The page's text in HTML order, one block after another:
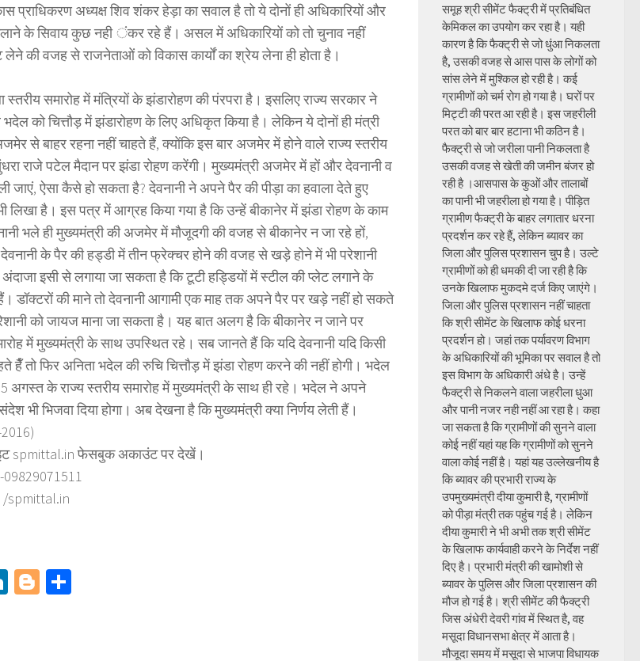
प्राधिकरण अध्यक्ष शिव शंकर हेड़ा का सवाल है तो ये दोनों ही अधिकारियों और
के सिवाय कुछ नही ंकर रहे हैं। असल में अधिकारियों को तो चुनाव नहीं
की वजह से राजनेताओं को विकास कार्यों का श्रेय लेना ही होता है।
समारोह में मंत्रियों के झंडारोहण की पंरपरा है। इसलिए राज्य सरकार ने
को चित्तौड़ में झंडारोहण के लिए अधिकृत किया है। लेकिन ये दोनों ही मंत्री
से बाहर रहना नहीं चाहते हैं, क्योंकि इस बार अजमेर में होने वाले राज्य स्तरीय
राजे पटेल मैदान पर झंडा रोहण करेंगी। मुख्यमंत्री अजमेर में हों और देवनानी व
ऐसा कैसे हो सकता है? देवनानी ने अपने पैर की पीड़ा का हवाला देते हुए
लिखा है। इस पत्र में आग्रह किया गया है कि उन्हें बीकानेर में झंडा रोहण के काम
भले ही मुख्यमंत्री की अजमेर में मौजूदगी की वजह से बीकानेर न जा रहे हों,
के पैर की हड्डी में तीन फ्रेक्चर होने की वजह से खड़े होने में भी परेशानी
अंदाजा इसी से लगाया जा सकता है कि टूटी हड्डियों में स्टील की प्लेट लगाने के
डॉक्टरों की माने तो देवनानी आगामी एक माह तक अपने पैर पर खड़े नहीं हो सकते
को जायज माना जा सकता है। यह बात अलग है कि बीकानेर न जाने पर
में मुख्यमंत्री के साथ उपस्थित रहे। सब जानते हैं कि यदि देवनानी यदि किसी
हैँ तो फिर अनिता भदेल की रुचि चित्तौड़ में झंडा रोहण करने की नहीं होगी। भदेल
15 अगस्त के राज्य स्तरीय समारोह में मुख्यमंत्री के साथ ही रहे। भदेल ने अपने
भी भिजवा दिया होगा। अब देखना है कि मुख्यमंत्री क्या निर्णय लेती हैं।
spmittal.in फेसबुक अकाउंट पर देखें।
/spmittal.in
LinkedIn
Blogger
समूह श्री सीमेंट फैक्ट्री में प्रतिबंधित
केमिकल का उपयोग कर रहा है। यही
कारण है कि फैक्ट्री से जो धुंआ निकलता
है, उसकी वजह से आस पास के लोगों को
सांस लेने में मुश्किल हो रही है। कई
ग्रामीणों को चर्म रोग हो गया है। घरों पर
मिट्टी की परत आ रही है। इस जहरीली
परत को बार बार हटाना भी कठिन है।
फैक्ट्री से जो जरीला पानी निकलता है
उसकी वजह से खेती की जमीन बंजर हो
रही है ।आसपास के कुओं और तालाबों
का पानी भी जहरीला हो गया है। पीड़ित
ग्रामीण फैक्ट्री के बाहर लगातार धरना
प्रदर्शन कर रहे हैं, लेकिन ब्यावर का
जिला और पुलिस प्रशासन चुप है। उल्टे
ग्रामीणों को ही धमकी दी जा रही है कि
उनके खिलाफ मुकदमे दर्ज किए जाएंगे।
जिला और पुलिस प्रशासन नहीं चाहता
कि श्री सीमेंट के खिलाफ कोई धरना
प्रदर्शन हो। जहां तक पर्यावरण विभाग
के अधिकारियों की भूमिका पर सवाल है तो
इस विभाग के अधिकारी अंधे है। उन्हें
फैक्ट्री से निकलने वाला जहरीला धुआ
और पानी नजर नही नहीं आ रहा है। कहा
जा सकता है कि ग्रामीणों की सुनने वाला
कोई नहीं यहां यह कि ग्रामीणों को सुनने
वाला कोई नहीं है। यहां यह उल्लेखनीय है
कि ब्यावर की प्रभारी राज्य के
उपमुख्यमंत्री दीया कुमारी है, ग्रामीणों
को पीड़ा मंत्री तक पहुंच गई है। लेकिन
दीया कुमारी ने भी अभी तक श्री सीमेंट
के खिलाफ कार्यवाही करने के निर्देश नहीं
दिए है। प्रभारी मंत्री की खामोशी से
ब्यावर के पुलिस और जिला प्रशासन की
मौज हो गई है। श्री सीमेंट की फैक्ट्री
जिस अंधेरी देवरी गांव में स्थित है, वह
मसूदा विधानसभा क्षेत्र में आता है।
मौजूदा समय में मसूदा से भाजपा विधायक